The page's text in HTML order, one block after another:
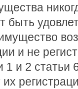
быть
и не
1 и 2 статьи